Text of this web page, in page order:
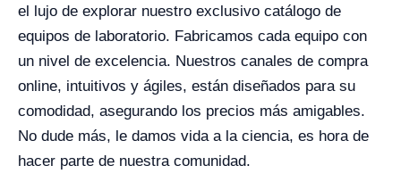
el lujo de explorar nuestro exclusivo catálogo de
equipos de laboratorio. Fabricamos cada equipo con
un nivel de excelencia. Nuestros canales de compra
online, intuitivos y ágiles, están diseñados para su
comodidad, asegurando los precios más amigables.
No dude más, le damos vida a la ciencia, es hora de
hacer parte de nuestra comunidad.